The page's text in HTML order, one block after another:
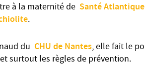
à la maternité de Santé Atlantique
.
du CHU de Nantes, elle fait le
surtout les règles de prévention.